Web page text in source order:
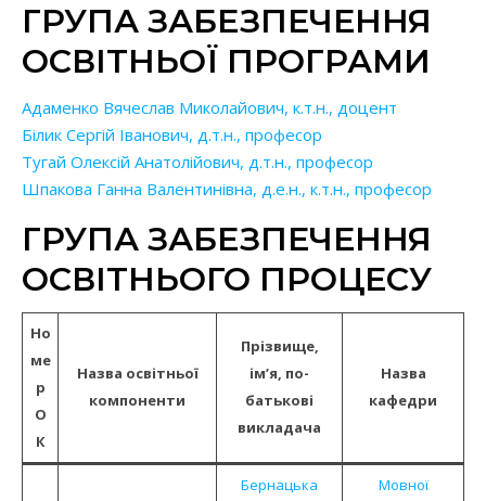
ГРУПА ЗАБЕЗПЕЧЕННЯ
ОСВІТНЬОЇ ПРОГРАМИ
Адаменко Вячеслав Миколайович, к.т.н., доцент
Білик Сергій Іванович, д.т.н., професор
Тугай Олексій Анатолійович, д.т.н., професор
Шпакова Ганна Валентинівна, д.е.н., к.т.н., професор
ГРУПА ЗАБЕЗПЕЧЕННЯ
ОСВІТНЬОГО ПРОЦЕСУ
Но
ме
р
О
К
Назва освітньої
компоненти
Прізвище,
ім’я, по-
батькові
викладача
Назва
кафедри
Бернацька
Мовної